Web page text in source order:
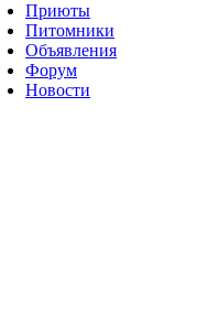
Приюты
Питомники
Объявления
Форум
Новости